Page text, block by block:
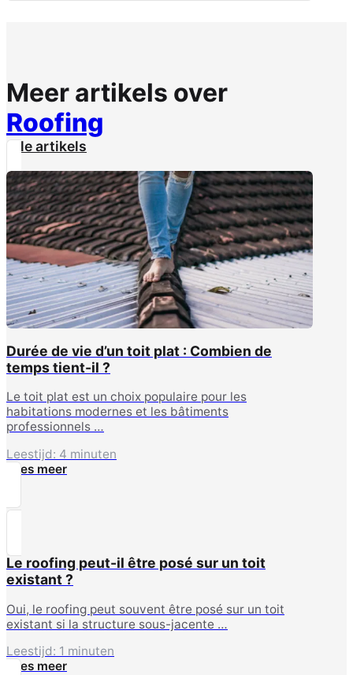
Meer artikels over
Roofing
Alle artikels
Durée de vie d’un toit plat : Combien de
temps tient-il ?
Le toit plat est un choix populaire pour les
habitations modernes et les bâtiments
professionnels …
Leestijd: 4 minuten
Lees meer
Le roofing peut-il être posé sur un toit
existant ?
Oui, le roofing peut souvent être posé sur un toit
existant si la structure sous-jacente …
Leestijd: 1 minuten
Lees meer